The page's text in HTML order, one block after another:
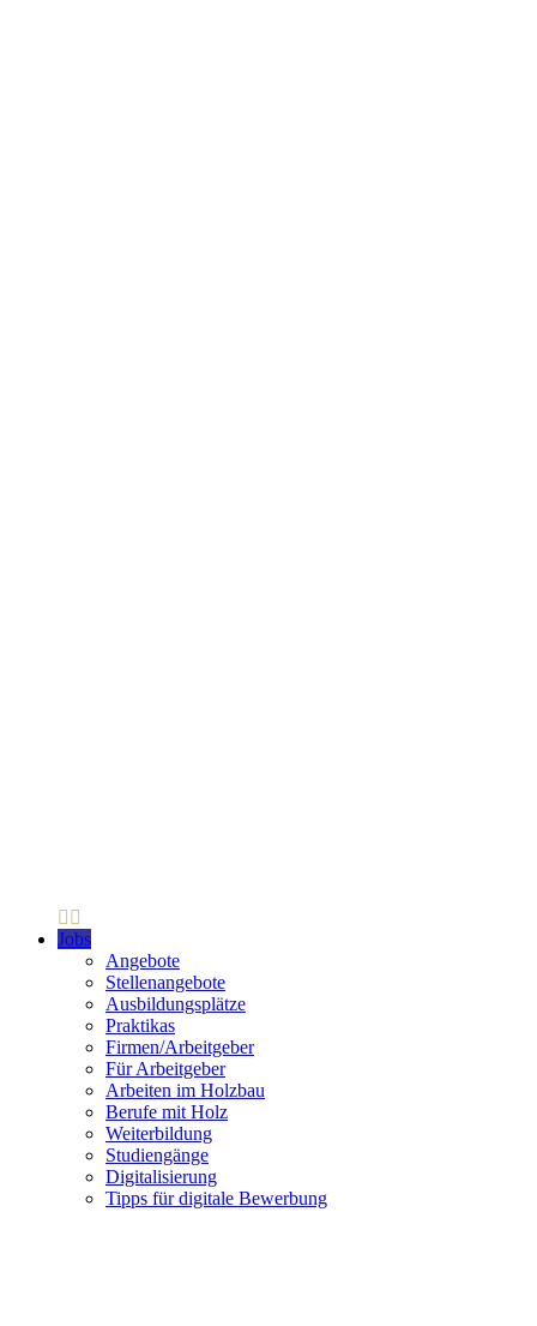
Jobs
Angebote
Stellenangebote
Ausbildungsplätze
Praktikas
Firmen/Arbeitgeber
Für Arbeitgeber
Arbeiten im Holzbau
Berufe mit Holz
Weiterbildung
Studiengänge
Digitalisierung
Tipps für digitale Bewerbung